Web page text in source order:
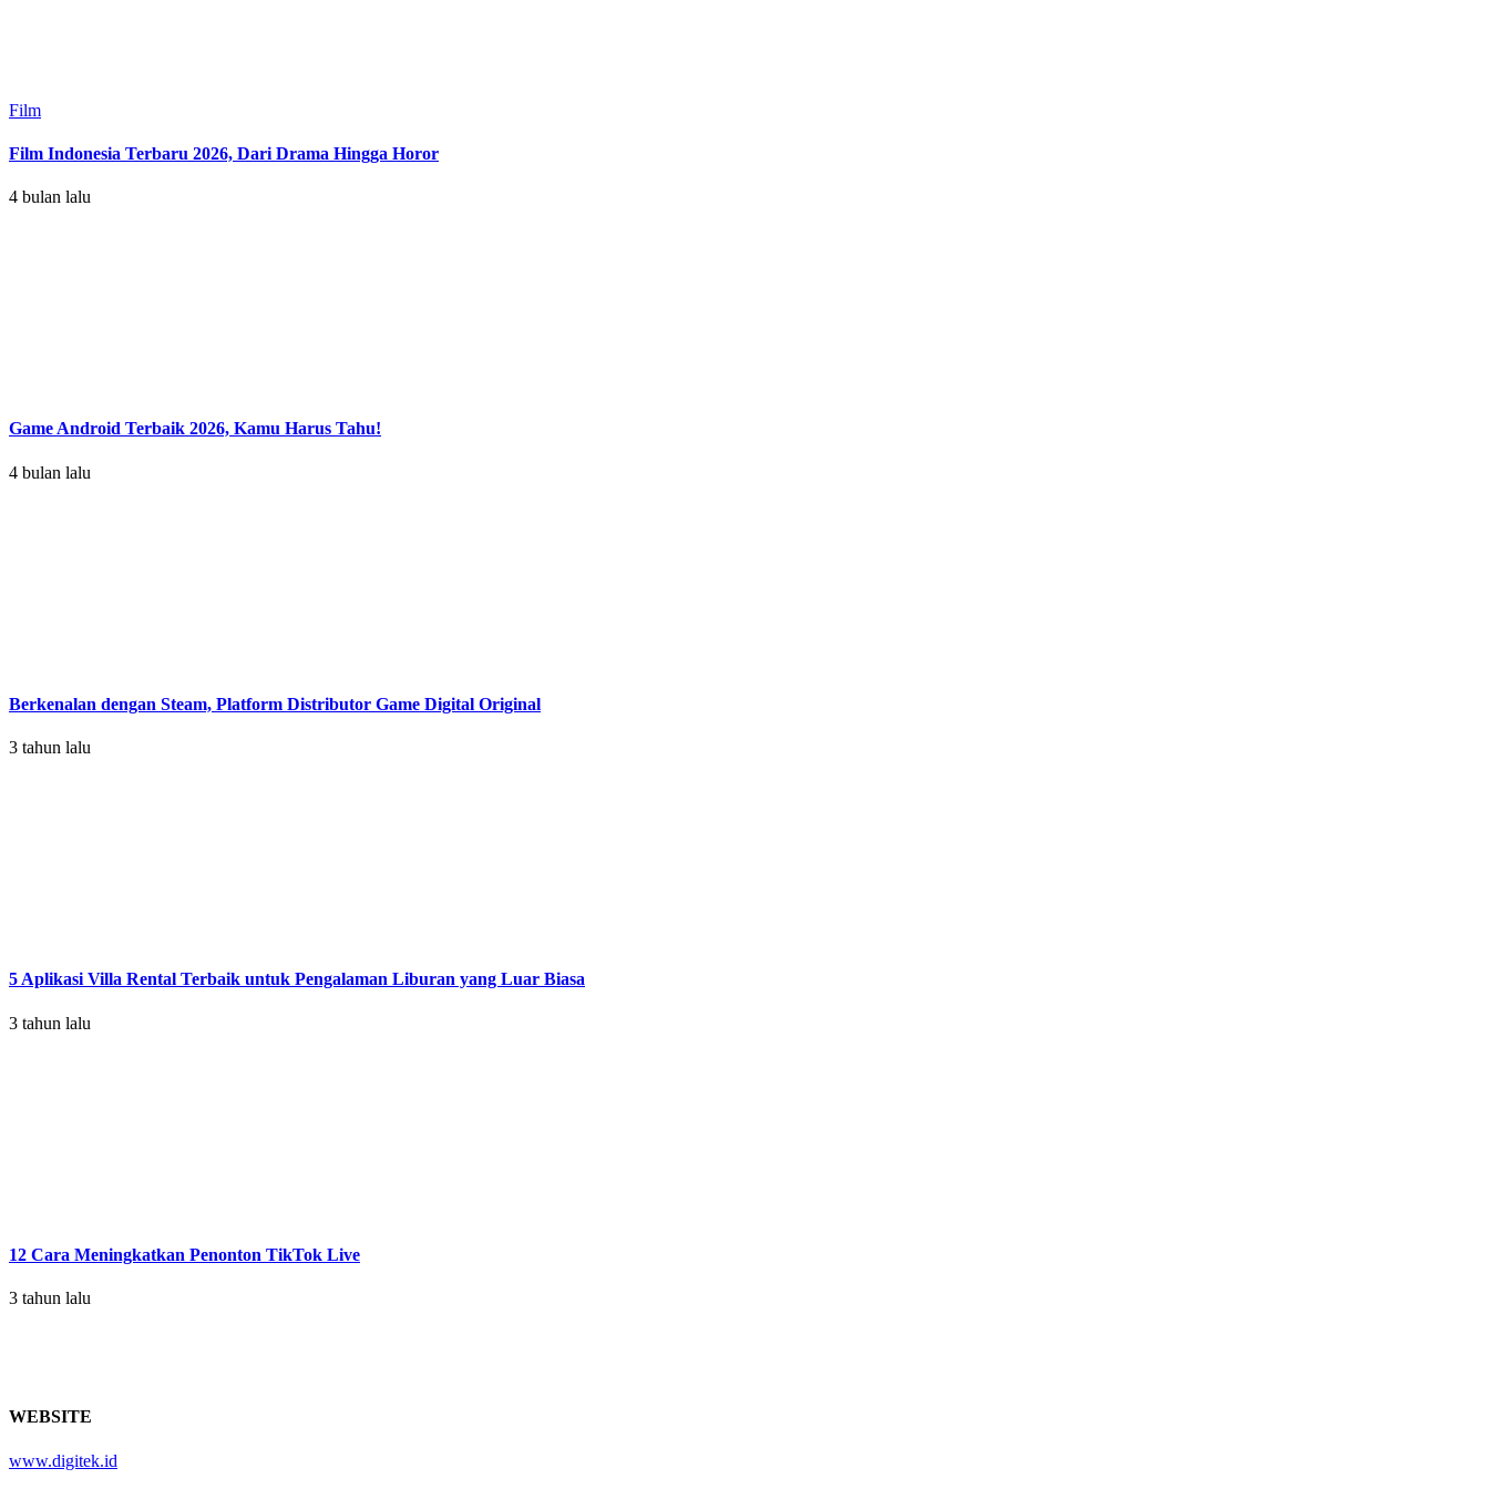
Film
Film Indonesia Terbaru 2026, Dari Drama Hingga Horor
4 bulan lalu
Game Android Terbaik 2026, Kamu Harus Tahu!
4 bulan lalu
Berkenalan dengan Steam, Platform Distributor Game Digital Original
3 tahun lalu
5 Aplikasi Villa Rental Terbaik untuk Pengalaman Liburan yang Luar Biasa
3 tahun lalu
12 Cara Meningkatkan Penonton TikTok Live
3 tahun lalu
WEBSITE
www.digitek.id